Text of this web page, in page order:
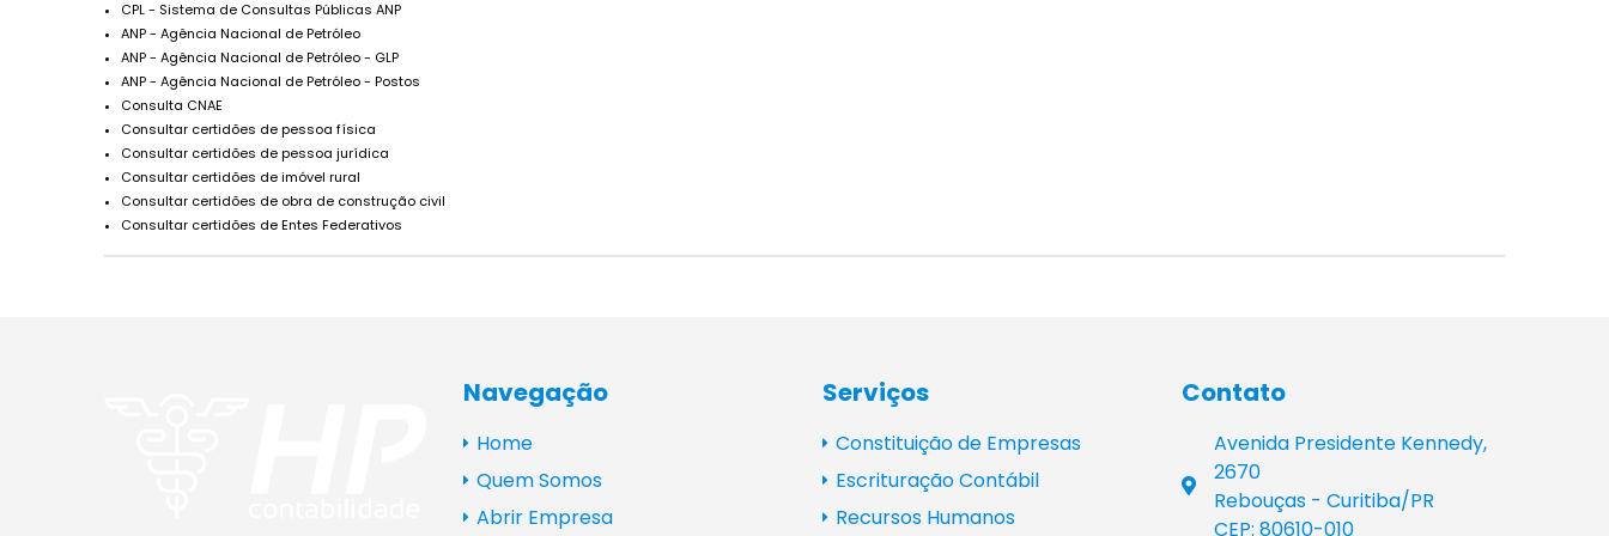
CPL - Sistema de Consultas Públicas ANP
ANP - Agência Nacional de Petróleo
ANP - Agência Nacional de Petróleo - GLP
ANP - Agência Nacional de Petróleo - Postos
Consulta CNAE
Consultar certidões de pessoa física
Consultar certidões de pessoa jurídica
Consultar certidões de imóvel rural
Consultar certidões de obra de construção civil
Consultar certidões de Entes Federativos
Navegação
Home
Quem Somos
Abrir Empresa
Serviços
Constituição de Empresas
Escrituração Contábil
Recursos Humanos
Contato
Avenida Presidente Kennedy,
2670
Rebouças - Curitiba/PR
CEP: 80610-010